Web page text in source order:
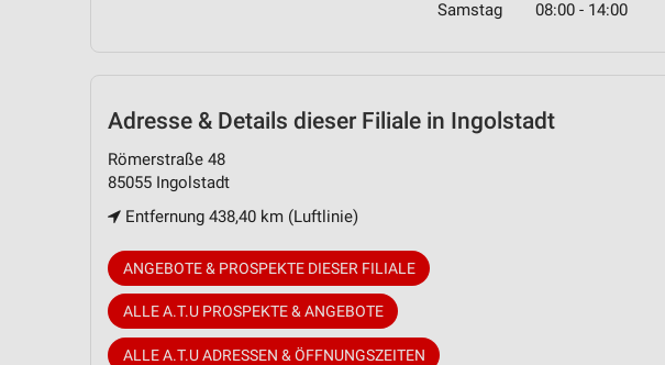
Samstag 08:00 - 14:00
Adresse & Details dieser Filiale in Ingolstadt
Römerstraße 48
85055 Ingolstadt
Entfernung 438,40 km (Luftlinie)
ANGEBOTE & PROSPEKTE DIESER FILIALE
ALLE A.T.U PROSPEKTE & ANGEBOTE
ALLE A.T.U ADRESSEN & ÖFFNUNGSZEITEN